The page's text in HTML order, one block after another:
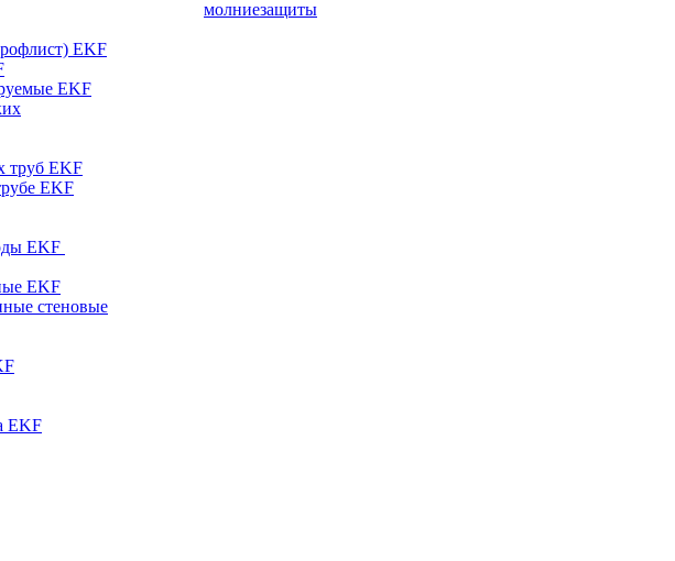
EKF
EKF
труб EKF
EKF
EKF
EKF
стеновые
EKF
молниезащиты